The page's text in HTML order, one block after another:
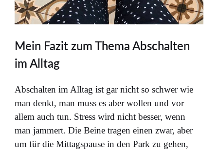
Mein Fazit zum Thema Abschalten
im Alltag
Abschalten im Alltag ist gar nicht so schwer wie
man denkt, man muss es aber wollen und vor
allem auch tun. Stress wird nicht besser, wenn
man jammert. Die Beine tragen einen zwar, aber
um für die Mittagspause in den Park zu gehen,